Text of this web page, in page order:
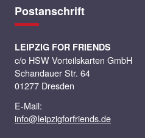
Postanschrift
LEIPZIG FOR FRIENDS
c/o HSW Vorteilskarten GmbH
Schandauer Str. 64
01277 Dresden
E-Mail:
info@leipzigforfriends.de